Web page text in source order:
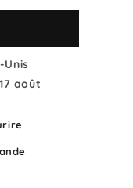
Unis
août